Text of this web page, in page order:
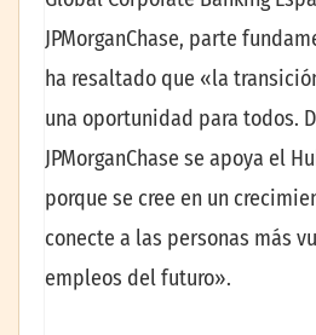
JPMorganChase, parte
ha resaltado que «la
una oportunidad para todos.
JPMorganChase se apoya el
porque se cree en un
conecte a las personas más
empleos del futuro».